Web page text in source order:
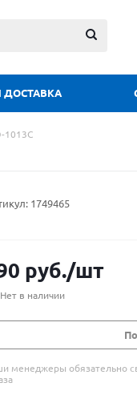
ДОСТАВКА
1013C
1749465
руб./шт
Нет в наличии
менеджеры обязательно